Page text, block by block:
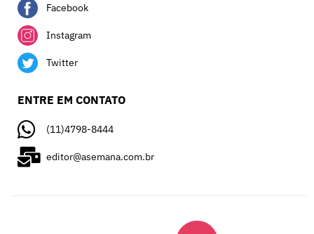
Facebook
Instagram
Twitter
ENTRE EM CONTATO
(11)4798-8444
editor@asemana.com.br